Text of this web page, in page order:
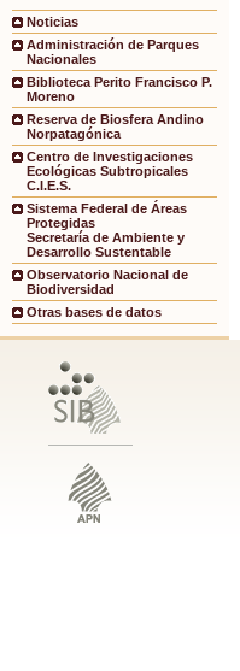
Noticias
Administración de Parques
Nacionales
Biblioteca Perito Francisco P.
Moreno
Reserva de Biosfera Andino
Norpatagónica
Centro de Investigaciones
Ecológicas Subtropicales
C.I.E.S.
Sistema Federal de Áreas
Protegidas
Secretaría de Ambiente y
Desarrollo Sustentable
Observatorio Nacional de
Biodiversidad
Otras bases de datos